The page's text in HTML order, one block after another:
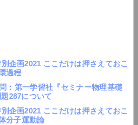
企画2021 ここだけは押さえておこ
過程
：第一学習社『セミナー物理基礎
287について
企画2021 ここだけは押さえておこ
分子運動論